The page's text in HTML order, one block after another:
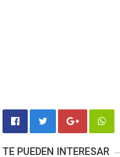
TE PUEDEN INTERESAR